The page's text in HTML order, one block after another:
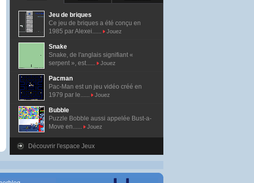
Jeu de briques
Ce jeu de briques a été conçu en
1985 par Alexei......
Jouez
Snake
Snake, de l'anglais signifiant «
serpent », est......
Jouez
Pacman
Pac-Man est un jeu vidéo créé en
1979 par le......
Jouez
Bubble
Puzzle Bobble aussi appelée Bust-a-
Move en......
Jouez
Découvrir l'espace Jeux